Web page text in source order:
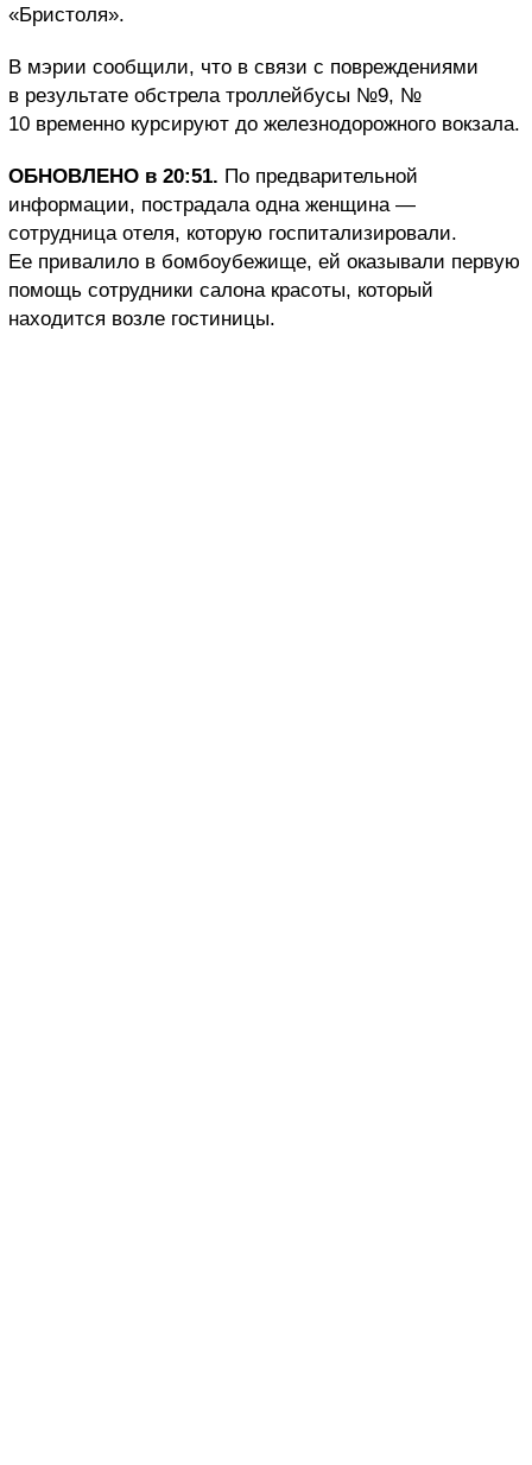
«Бристоля».
В мэрии сообщили, что в связи с повреждениями
в результате обстрела троллейбусы №9, №
10 временно курсируют до железнодорожного вокзала.
ОБНОВЛЕНО в 20:51. По предварительной
информации, пострадала одна женщина —
сотрудница отеля, которую госпитализировали.
Ее привалило в бомбоубежище, ей оказывали первую
помощь сотрудники салона красоты, который
находится возле гостиницы.